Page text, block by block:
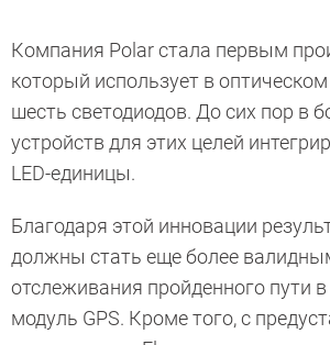
Компания Polar стала первым
который использует в
шесть светодиодов. До сих пор в
устройств для этих целей
LED-единицы.
Благодаря этой инновации
должны стать еще более
отслеживания пройденного пути
модуль GPS. Кроме того, с